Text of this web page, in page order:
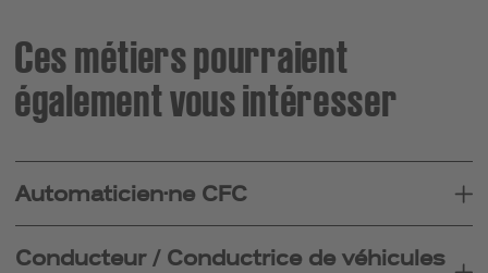
Ces métiers pourraient
également vous intéresser
Automaticien·ne CFC
Conducteur / Conductrice de véhicules